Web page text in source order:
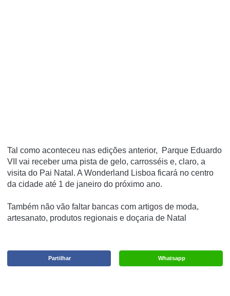
Tal como aconteceu nas edições anterior, Parque Eduardo
VII vai receber uma pista de gelo, carrosséis e, claro, a
visita do Pai Natal. A Wonderland Lisboa ficará no centro
da cidade até 1 de janeiro do próximo ano.
Também não vão faltar bancas com artigos de moda,
artesanato, produtos regionais e doçaria de Natal
Whatsapp
Partilhar